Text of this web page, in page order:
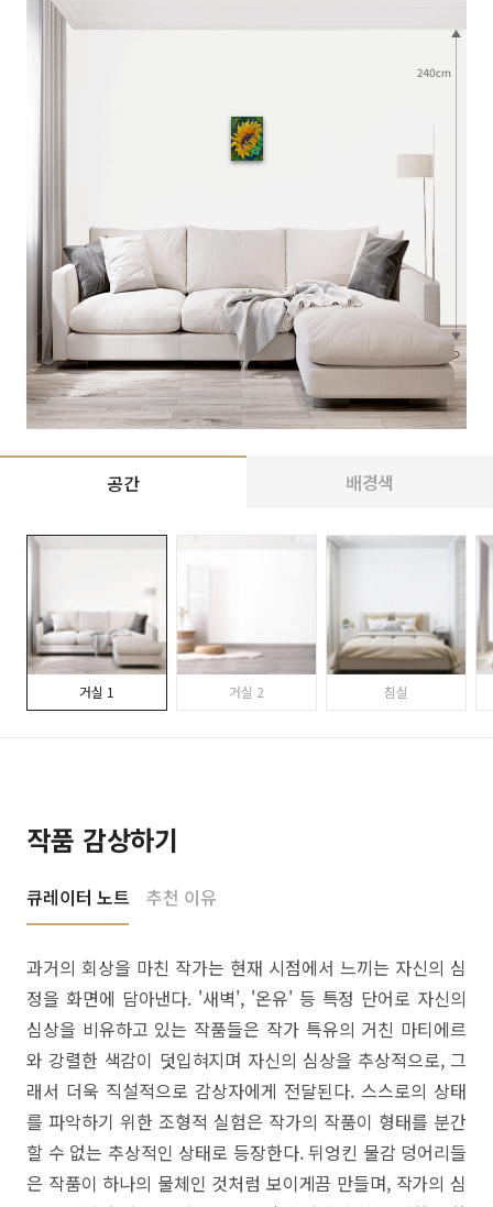
공간 배경색
거실 1 거실 2 침실
작품 감상하기
큐레이터 노트 추천 이유
과거의 회상을 마친 작가는 현재 시점에서 느끼는 자신의 심
정을 화면에 담아낸다. '새벽', '온유' 등 특정 단어로 자신의
심상을 비유하고 있는 작품들은 작가 특유의 거친 마티에르
와 강렬한 색감이 덧입혀지며 자신의 심상을 추상적으로, 그
래서 더욱 직설적으로 감상자에게 전달된다. 스스로의 상태
를 파악하기 위한 조형적 실험은 작가의 작품이 형태를 분간
할 수 없는 추상적인 상태로 등장한다. 뒤엉킨 물감 덩어리들
은 작품이 하나의 물체인 것처럼 보이게끔 만들며, 작가의 심